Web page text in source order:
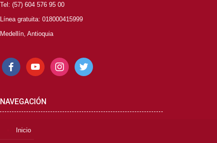
Tel: (57) 604 576 95 00
Línea gratuita: 018000415999
Medellín, Antioquia
facebookyoutube instagramtwitter
NAVEGACIÓN
Inicio